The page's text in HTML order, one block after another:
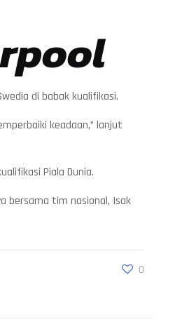
di babak kualifikasi.
keadaan,” lanjut
Piala Dunia.
bersama tim nasional, Isak
0